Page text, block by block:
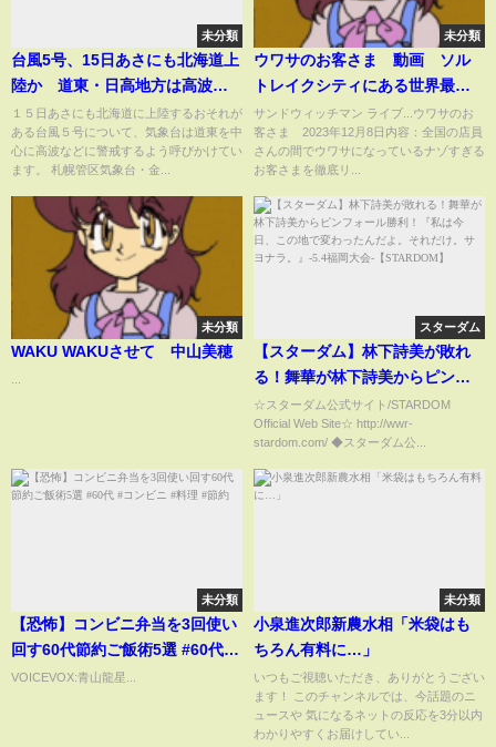
未分類
台風5号、15日あさにも北海道上
陸か 道東・日高地方は高波に
警戒を 小中学校で臨時休校も
１５日あさにも北海道に上陸するおそれが
ある台風５号について、気象台は道東を中
心に高波などに警戒するよう呼びかけてい
ます。 札幌管区気象台・金...
未分類
ウワサのお客さま 動画 ソル
トレイクシティにある世界最大
のコストコへ 2024年1月5日
サンドウィッチマン ライブ...ウワサのお
客さま 2023年12月8日内容：全国の店員
さんの間でウワサになっているナゾすぎる
お客さまを徹底リ...
未分類
WAKU WAKUさせて 中山美穂
スターダム
【スターダム】林下詩美が敗れ
る！舞華が林下詩美からピンフ
ォール勝利！『私は今日、この
地で変わったんだよ。それだ
け。サヨナラ。』-5.4福岡大会-
【STARDOM】
☆スターダム公式サイト/STARDOM
Official Web Site☆ http://wwr-
stardom.com/ ◆スターダム公...
未分類
【恐怖】コンビニ弁当を3回使い
回す60代節約ご飯術5選 #60代 #
コンビニ #料理 #節約
VOICEVOX:青山龍星...
未分類
小泉進次郎新農水相「米袋はも
ちろん有料に…」
いつもご視聴いただき、ありがとうござい
ます！ このチャンネルでは、今話題のニ
ュースや 気になるネットの反応を3分以内
わかりやすくお届けしてい...